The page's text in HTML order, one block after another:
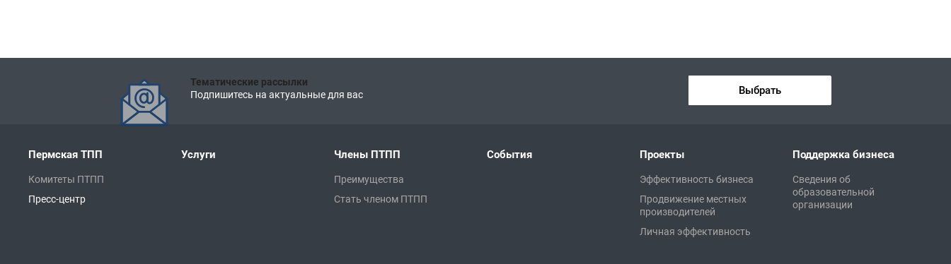
Тематические рассылки
Подпишитесь на актуальные для вас
Выбрать
Пермская ТПП
Комитеты ПТПП
Пресс-центр
Услуги Члены ПТПП
Преимущества
Стать членом ПТПП
События Проекты
Эффективность бизнеса
Продвижение местных
производителей
Личная эффективность
Поддержка бизнеса
Сведения об
образовательной
организации